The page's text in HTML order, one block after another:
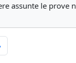
assunte le prove